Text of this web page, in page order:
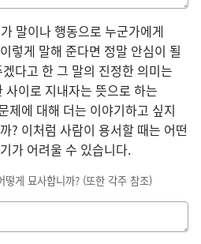
말이나 행동으로 누군가에게
렇게 말해 준다면 정말 안심이 될
다고 한 그 말의 진정한 의미는
이로 지내자는 뜻으로 하는
제에 대해 더는 이야기하고 싶지
? 이처럼 사람이 용서할 때는 어떤
가 어려울 수 있습니다.
게 묘사합니까? (또한 각주 참조)